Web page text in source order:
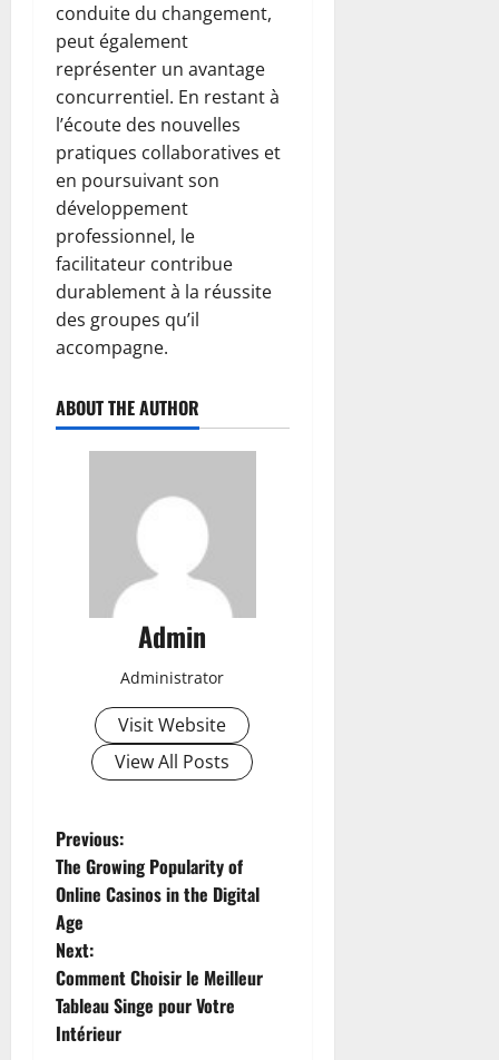
conduite du changement,
peut également
représenter un avantage
concurrentiel. En restant à
l’écoute des nouvelles
pratiques collaboratives et
en poursuivant son
développement
professionnel, le
facilitateur contribue
durablement à la réussite
des groupes qu’il
accompagne.
ABOUT THE AUTHOR
Admin
Administrator
Visit Website
View All Posts
P
o
s
t
n
Previous:
The Growing Popularity of
Online Casinos in the Digital
Age
Next:
Comment Choisir le Meilleur
Tableau Singe pour Votre
Intérieur